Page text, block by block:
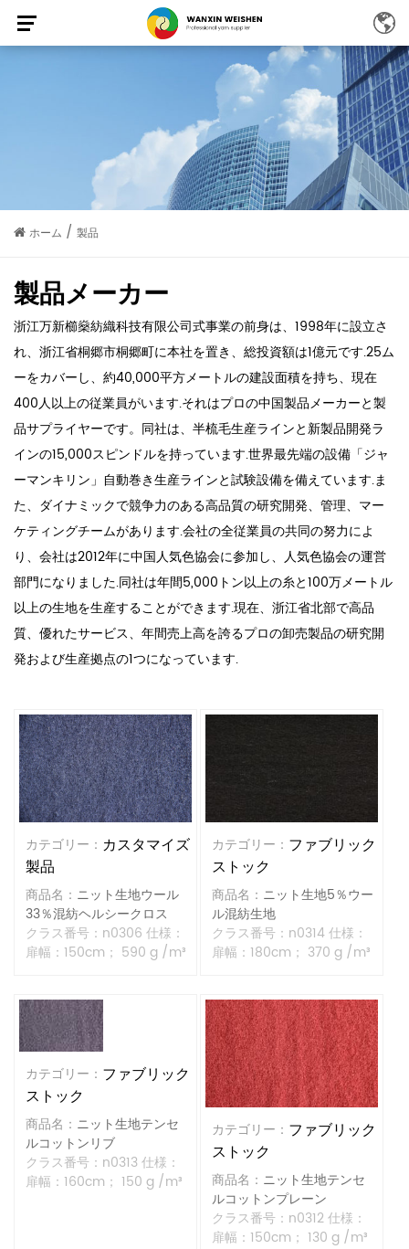
ホーム / 製品
製品メーカー
浙江万新櫛燊紡織科技有限公司式事業の前身は、1998年に設立さ
れ、浙江省桐郷市桐郷町に本社を置き、総投資額は1億元です.25ム
ーをカバーし、約40,000平方メートルの建設面積を持ち、現在
400人以上の従業員がいます.それはプロの中国製品メーカーと製
品サプライヤーです。同社は、半梳毛生産ラインと新製品開発ラ
インの15,000スピンドルを持っています.世界最先端の設備「ジャ
ーマンキリン」自動巻き生産ラインと試験設備を備えています.ま
た、ダイナミックで競争力のある高品質の研究開発、管理、マー
ケティングチームがあります.会社の全従業員の共同の努力によ
り、会社は2012年に中国人気色協会に参加し、人気色協会の運営
部門になりました.同社は年間5,000トン以上の糸と100万メートル
以上の生地を生産することができます.現在、浙江省北部で高品
質、優れたサービス、年間売上高を誇るプロの卸売製品の研究開
発および生産拠点の1つになっています.
カテゴリー： カスタマイズ
製品
商品名： ニット生地ウール
33％混紡ヘルシークロス
クラス番号：n0306 仕様：
扉幅：150cm； 590 g /m³
カテゴリー： ファブリック
ストック
商品名： ニット生地5％ウー
ル混紡生地
クラス番号：n0314 仕様：
扉幅：180cm； 370 g /m³
カテゴリー： ファブリック
ストック
商品名： ニット生地テンセ
ルコットンリブ
クラス番号：n0313 仕様：
扉幅：160cm； 150 g /m³
カテゴリー： ファブリック
ストック
商品名： ニット生地テンセ
ルコットンプレーン
クラス番号：n0312 仕様：
扉幅：150cm； 130 g /m³